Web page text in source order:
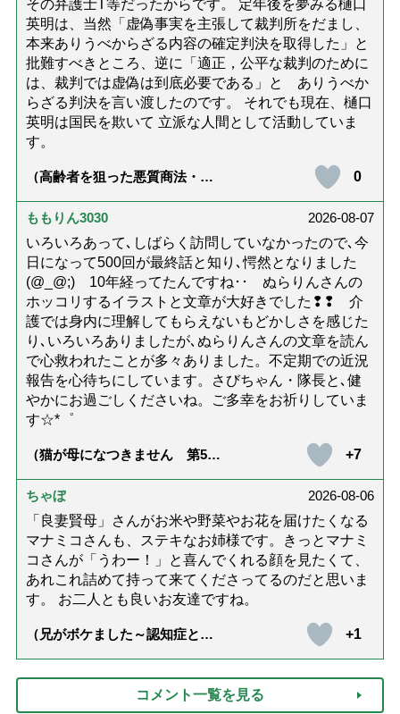
その弁護士T等だったからです。 定年後を夢みる樋口
英明は、当然「虚偽事実を主張して裁判所をだまし、
本来ありうべからざる内容の確定判決を取得した」と
批難すべきところ、逆に「適正，公平な裁判のために
は、裁判では虚偽は到底必要である」と ありうべか
らざる判決を言い渡したのです。 それでも現在、樋口
英明は国民を欺いて 立派な人間として活動していま
す。
（高齢者を狙った悪質商法・訪
ないための4つの対策「騙されや
すい人の特徴は？」【社会福祉
0
ももりん3030
2026-08-07
いろいろあって､しばらく訪問していなかったので､今
日になって500回が最終話と知り､愕然となりました
(@_@;) 10年経ってたんですね･･ ぬらりんさんの
ホッコリするイラストと文章が大好きでした❢❢ 介
護では身内に理解してもらえないもどかしさを感じた
り､いろいろありましたが､ぬらりんさんの文章を読ん
で心救われたことが多々ありました。不定期での近況
報告を心待ちにしています。さびちゃん・隊長と､健
やかにお過ごしくださいね。ご多幸をお祈りしていま
す☆*゜
（猫が母になつきません 第500
+7
ちゃぼ
2026-08-06
「良妻賢母」さんがお米や野菜やお花を届けたくなる
マナミコさんも、ステキなお姉様です。きっとマナミ
コさんが「うわー！」と喜んでくれる顔を見たくて、
あれこれ詰めて持って来てくださってるのだと思いま
す。 お二人とも良いお友達ですね。
（兄がボケました～認知症と介
達』が届きました」）
+1
コメント一覧を見る